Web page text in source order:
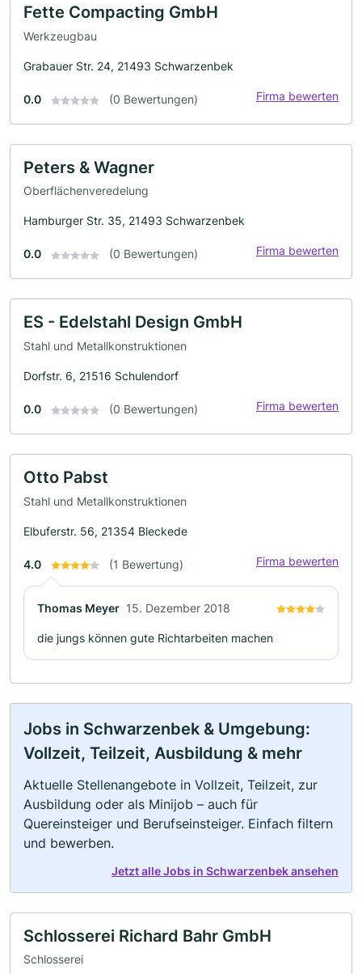
Fette Compacting GmbH
Werkzeugbau
Grabauer Str. 24, 21493 Schwarzenbek
0.0 (0 Bewertungen) Firma bewerten
Peters & Wagner
Oberflächenveredelung
Hamburger Str. 35, 21493 Schwarzenbek
0.0 (0 Bewertungen) Firma bewerten
ES - Edelstahl Design GmbH
Stahl und Metallkonstruktionen
Dorfstr. 6, 21516 Schulendorf
0.0 (0 Bewertungen) Firma bewerten
Otto Pabst
Stahl und Metallkonstruktionen
Elbuferstr. 56, 21354 Bleckede
4.0 (1 Bewertung) Firma bewerten
Thomas Meyer 15. Dezember 2018
die jungs können gute Richtarbeiten machen
Jobs in Schwarzenbek & Umgebung:
Vollzeit, Teilzeit, Ausbildung & mehr
Aktuelle Stellenangebote in Vollzeit, Teilzeit, zur
Ausbildung oder als Minijob – auch für
Quereinsteiger und Berufseinsteiger. Einfach filtern
und bewerben.
Jetzt alle Jobs in Schwarzenbek ansehen
Schlosserei Richard Bahr GmbH
Schlosserei